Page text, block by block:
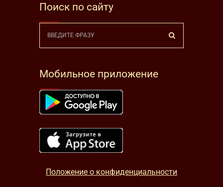
Поиск по сайту
Мобильное приложение
Положение о конфиденциальности